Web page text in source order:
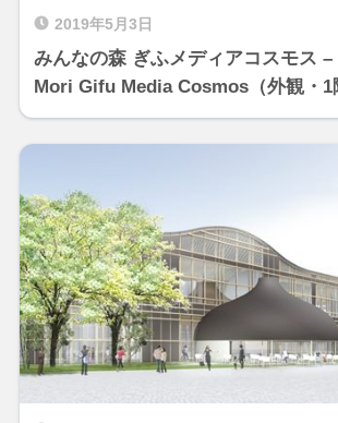
2019年5月3日
みんなの森 ぎふメディアコスモス
Mori Gifu Media Cosmos（外観・1